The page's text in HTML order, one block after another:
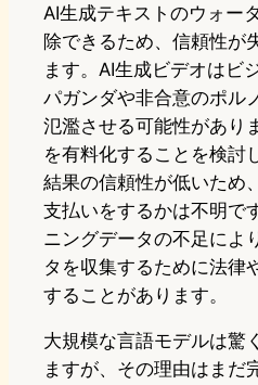
AI生成テキストのウォー
除できるため、信頼性が
ます。AI生成ビデオはビ
パガンダや非合意のポル
氾濫させる可能性があり
を有料化することを検討
結果の信頼性が低いため
支払いをするかは不明で
ニングデータの不足によ
タを収集するために法律
することがあります。
大規模な言語モデルは驚
ますが、その理由はまだ